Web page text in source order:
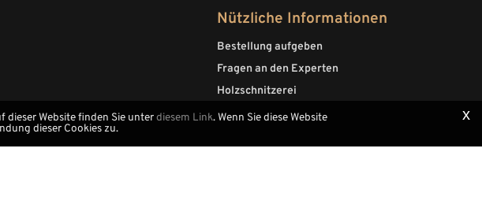
Nützliche Informationen
Bestellung aufgeben
Fragen an den Experten
Holzschnitzerei
x
dieser Website finden Sie unterdiesem Link. Wenn Sie diese Website
dieser Cookies zu.